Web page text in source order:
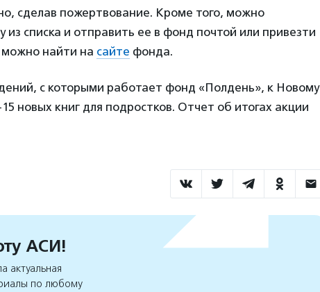
сделав пожертвование. Кроме того, можно
из списка и отправить ее в фонд почтой или привезти
найти на сайте фонда.
с которыми работает фонд «Полдень», к Новому
новых книг для подростков. Отчет об итогах акции
АСИ!
актуальная
по любому